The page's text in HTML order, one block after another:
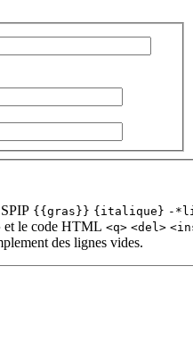
{{gras}} {italique} -
et le code HTML <q> <del>
des lignes vides.